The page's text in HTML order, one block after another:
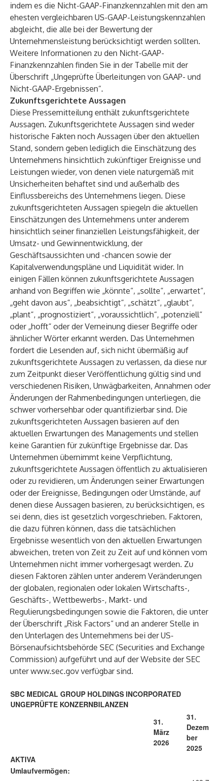
indem es die Nicht-GAAP-Finanzkennzahlen mit den am
ehesten vergleichbaren US-GAAP-Leistungskennzahlen
abgleicht, die alle bei der Bewertung der
Unternehmensleistung berücksichtigt werden sollten.
Weitere Informationen zu den Nicht-GAAP-
Finanzkennzahlen finden Sie in der Tabelle mit der
Überschrift „Ungeprüfte Überleitungen von GAAP- und
Nicht-GAAP-Ergebnissen“.
Zukunftsgerichtete Aussagen
Diese Pressemitteilung enthält zukunftsgerichtete
Aussagen. Zukunftsgerichtete Aussagen sind weder
historische Fakten noch Aussagen über den aktuellen
Stand, sondern geben lediglich die Einschätzung des
Unternehmens hinsichtlich zukünftiger Ereignisse und
Leistungen wieder, von denen viele naturgemäß mit
Unsicherheiten behaftet sind und außerhalb des
Einflussbereichs des Unternehmens liegen. Diese
zukunftsgerichteten Aussagen spiegeln die aktuellen
Einschätzungen des Unternehmens unter anderem
hinsichtlich seiner finanziellen Leistungsfähigkeit, der
Umsatz- und Gewinnentwicklung, der
Geschäftsaussichten und -chancen sowie der
Kapitalverwendungspläne und Liquidität wider. In
einigen Fällen können zukunftsgerichtete Aussagen
anhand von Begriffen wie „könnte“, „sollte“, „erwartet“,
„geht davon aus“, „beabsichtigt“, „schätzt“, „glaubt“,
„plant“, „prognostiziert“, „voraussichtlich“, „potenziell“
oder „hofft“ oder der Verneinung dieser Begriffe oder
ähnlicher Wörter erkannt werden. Das Unternehmen
fordert die Lesenden auf, sich nicht übermäßig auf
zukunftsgerichtete Aussagen zu verlassen, da diese nur
zum Zeitpunkt dieser Veröffentlichung gültig sind und
verschiedenen Risiken, Unwägbarkeiten, Annahmen oder
Änderungen der Rahmenbedingungen unterliegen, die
schwer vorhersehbar oder quantifizierbar sind. Die
zukunftsgerichteten Aussagen basieren auf den
aktuellen Erwartungen des Managements und stellen
keine Garantien für zukünftige Ergebnisse dar. Das
Unternehmen übernimmt keine Verpflichtung,
zukunftsgerichtete Aussagen öffentlich zu aktualisieren
oder zu revidieren, um Änderungen seiner Erwartungen
oder der Ereignisse, Bedingungen oder Umstände, auf
denen diese Aussagen basieren, zu berücksichtigen, es
sei denn, dies ist gesetzlich vorgeschrieben. Faktoren,
die dazu führen können, dass die tatsächlichen
Ergebnisse wesentlich von den aktuellen Erwartungen
abweichen, treten von Zeit zu Zeit auf und können vom
Unternehmen nicht immer vorhergesagt werden. Zu
diesen Faktoren zählen unter anderem Veränderungen
der globalen, regionalen oder lokalen Wirtschafts-,
Geschäfts-, Wettbewerbs-, Markt- und
Regulierungsbedingungen sowie die Faktoren, die unter
der Überschrift „Risk Factors“ und an anderer Stelle in
den Unterlagen des Unternehmens bei der US-
Börsenaufsichtsbehörde SEC (Securities and Exchange
Commission) aufgeführt und auf der Website der SEC
unterwww.sec.gov verfügbar sind.
SBC MEDICAL GROUP HOLDINGS INCORPORATED
UNGEPRÜFTE KONZERNBILANZEN
31.
März
2026
31.
Dezem
ber
2025
AKTIVA
Umlaufvermögen: